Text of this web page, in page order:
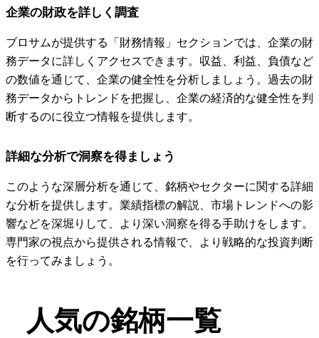
企業の財政を詳しく調査
ブロサムが提供する「財務情報」セクションでは、企業の財
務データに詳しくアクセスできます。収益、利益、負債など
の数値を通じて、企業の健全性を分析しましょう。過去の財
務データからトレンドを把握し、企業の経済的な健全性を判
断するのに役立つ情報を提供します。
詳細な分析で洞察を得ましょう
このような深層分析を通じて、銘柄やセクターに関する詳細
な分析を提供します。業績指標の解説、市場トレンドへの影
響などを深堀りして、より深い洞察を得る手助けをします。
専門家の視点から提供される情報で、より戦略的な投資判断
を行ってみましょう。
人気の銘柄一覧